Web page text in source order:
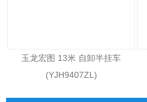
玉龙宏图 13米 自卸半挂车
(YJH9407ZL)